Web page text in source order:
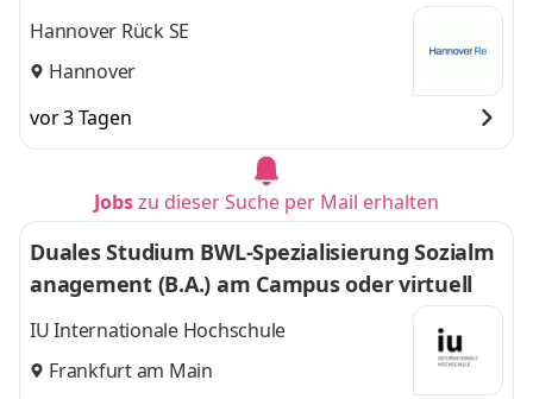
Hannover Rück SE
Hannover
vor 3 Tagen
Jobszu dieser Suche per Mail erhalten
Duales Studium BWL-Spezialisierung Sozialm
anagement (B.A.) am Campus oder virtuell
IU Internationale Hochschule
Frankfurt am Main